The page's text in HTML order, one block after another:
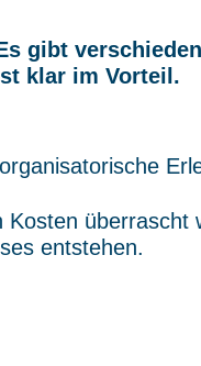
gibt
klar im Vorteil.
entstehen.